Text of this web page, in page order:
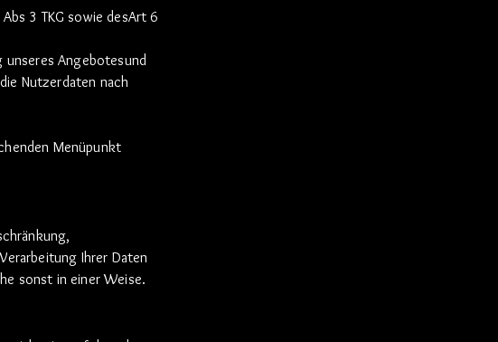
3 TKG sowie desArt 6
unseres Angebotesund
Nutzerdaten nach
Menüpunkt
Ihrer Daten
sonst in einerWeise.